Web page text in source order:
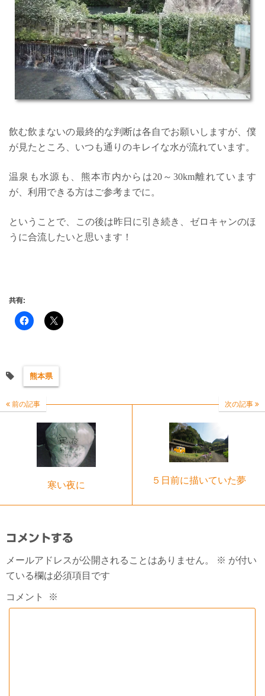
飲む飲まないの最終的な判断は各自でお願いしますが、僕
が見たところ、いつも通りのキレイな水が流れています。
温泉も水源も、熊本市内からは20～30km離れています
が、利用できる方はご参考までに。
ということで、この後は昨日に引き続き、ゼロキャンのほ
うに合流したいと思います！
共有:
熊本県
前の記事
寒い夜に
次の記事
５日前に描いていた夢
コメントする
メールアドレスが公開されることはありません。 ※ が付い
ている欄は必須項目です
コメント ※